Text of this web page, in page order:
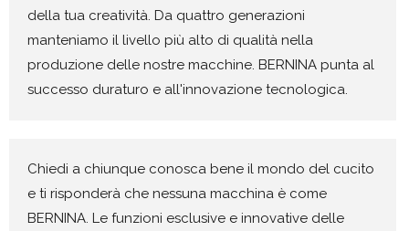
della tua creatività. Da quattro generazioni
manteniamo il livello più alto di qualità nella
produzione delle nostre macchine. BERNINA punta al
successo duraturo e all'innovazione tecnologica.
Chiedi a chiunque conosca bene il mondo del cucito
e ti risponderà che nessuna macchina è come
BERNINA. Le funzioni esclusive e innovative delle